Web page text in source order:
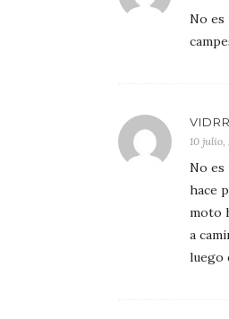
No es
10 julio,
No es
hace
moto
a
luego